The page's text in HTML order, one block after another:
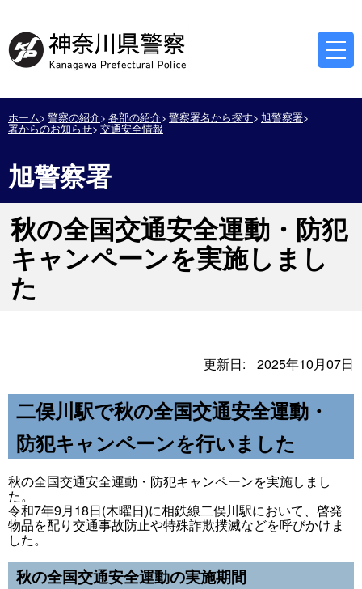
ホーム 警察の紹介 各部の紹介 警察署名から探す 旭警察署
署からのお知らせ 交通安全情報
旭警察署
秋の全国交通安全運動・防犯
キャンペーンを実施しまし
た
更新日: 2025年10月07日
二俣川駅で秋の全国交通安全運動・
防犯キャンペーンを行いました
秋の全国交通安全運動・防犯キャンペーンを実施しまし
た。
令和7年9月18日(木曜日)に相鉄線二俣川駅において、啓発
物品を配り交通事故防止や特殊詐欺撲滅などを呼びかけま
した。
秋の全国交通安全運動の実施期間